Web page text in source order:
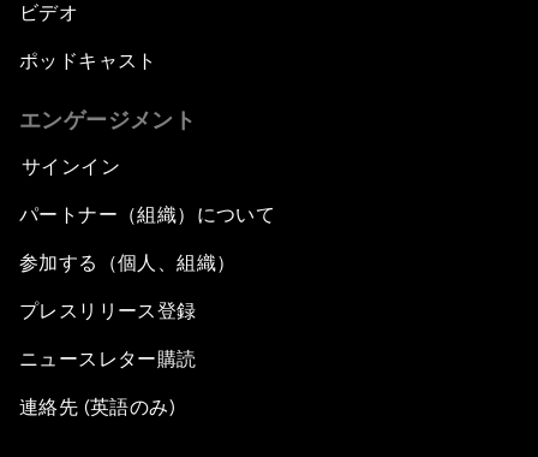
ビデオ
ポッドキャスト
エンゲージメント
サインイン
パートナー（組織）について
参加する（個人、組織）
プレスリリース登録
ニュースレター購読
連絡先 (英語のみ)